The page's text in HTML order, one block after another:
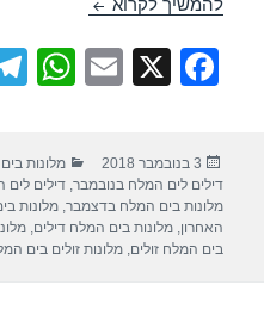
F
e
b
o
X
E
W
s
A
p
פורסם
בתאריך
3 בנובמבר 2018 קטגוריות
מלונות
דילים לים המלח בנובמבר,דילים
מלונות בים המלח בדצמבר,מלונות
האחרון,מלונות בים המלח דילים,
בים המלח זולים,מלונות זולים בים